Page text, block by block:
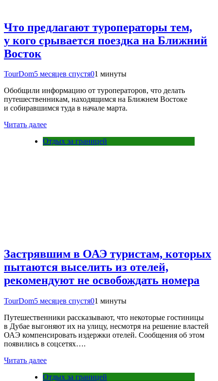
Что предлагают туроператоры тем,
у кого срывается поездка на Ближний
Восток
TourDom5 месяцев спустя01 минуты
Обобщили информацию от туроператоров, что делать
путешественникам, находящимся на Ближнем Востоке
и собиравшимся туда в начале марта.
Читать далее
Отдых за границей
Застрявшим в ОАЭ туристам, которых
пытаются выселить из отелей,
рекомендуют не освобождать номера
TourDom5 месяцев спустя01 минуты
Путешественники рассказывают, что некоторые гостиницы
в Дубае выгоняют их на улицу, несмотря на решение властей
ОАЭ компенсировать издержки отелей. Сообщения об этом
появились в соцсетях….
Читать далее
Отдых за границей